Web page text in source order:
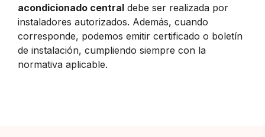
acondicionado central debe ser realizada por
instaladores autorizados. Además, cuando
corresponde, podemos emitir certificado o boletín
de instalación, cumpliendo siempre con la
normativa aplicable.